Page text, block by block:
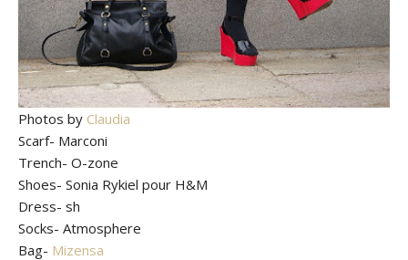
Photos by Claudia
Scarf- Marconi
Trench- O-zone
Shoes- Sonia Rykiel pour H&M
Dress- sh
Socks- Atmosphere
Bag- Mizensa